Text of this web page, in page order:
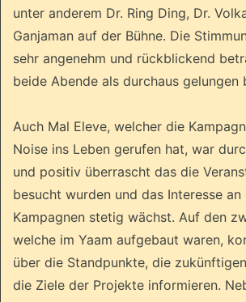
unter anderem Dr. Ring Ding, Dr.
Ganjaman auf der Bühne. Die
sehr angenehm und rückblickend
beide Abende als durchaus gelungen
Auch Mal Eleve, welcher die
Noise ins Leben gerufen hat, war
und positiv überrascht das die
besucht wurden und das Interesse an
Kampagnen stetig wächst. Auf den
welche im Yaam aufgebaut waren,
über die Standpunkte, die
die Ziele der Projekte informieren.